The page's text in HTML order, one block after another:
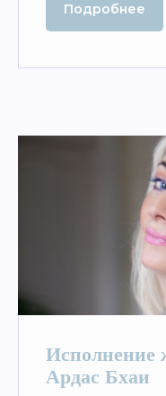
Подробнее
Исполнение
Ардас Бхаи